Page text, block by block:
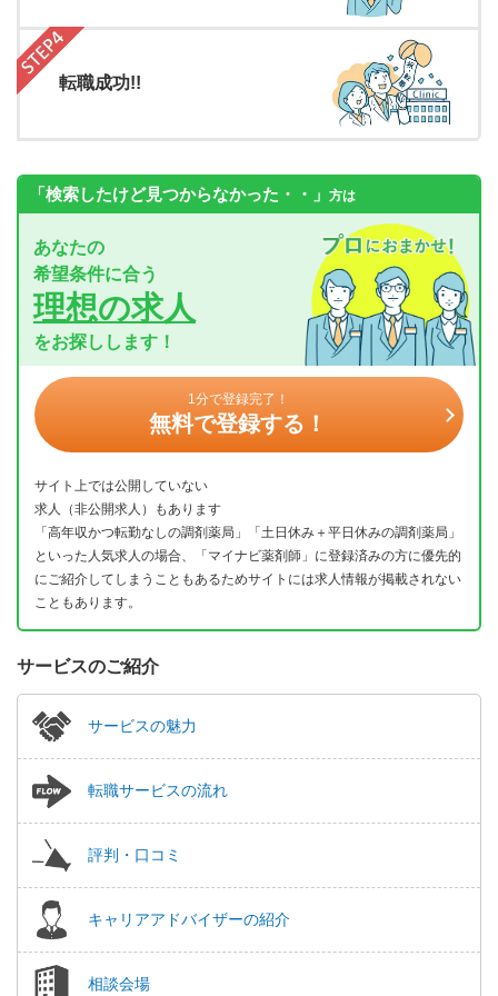
転職成功!!
「検索したけど見つからなかった・・」 方は
あなたの
希望条件に合う
理想の求人
をお探しします！
1分で登録完了！
無料で登録する！
サイト上では公開していない
求人（非公開求人）もあります
「高年収かつ転勤なしの調剤薬局」「土日休み＋平日休みの調剤薬局」
といった人気求人の場合、「マイナビ薬剤師」に登録済みの方に優先的
にご紹介してしまうこともあるためサイトには求人情報が掲載されない
こともあります。
サービスのご紹介
サービスの魅力
転職サービスの流れ
評判・口コミ
キャリアアドバイザーの紹介
相談会場